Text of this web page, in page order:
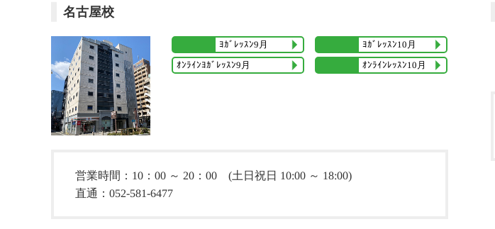
名古屋校
ﾖｶﾞﾚｯｽﾝ9月 ﾖｶﾞﾚｯｽﾝ10月
ｵﾝﾗｲﾝﾖｶﾞﾚｯｽﾝ9月 ｵﾝﾗｲﾝﾚｯｽﾝ10月
営業時間：10：00 ～ 20：00 (土日祝日 10:00 ～ 18:00)
直通：052-581-6477